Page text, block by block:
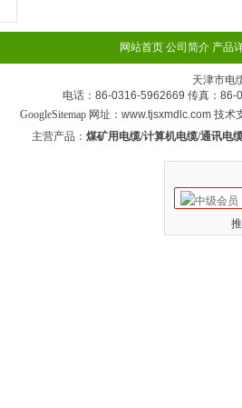
网站首页 公司简介 产品
天津市电
电话：86-0316-5962669 传真：86-
GoogleSitemap网址：www.tjsxmdlc.com 技术
主营产品： 煤矿用电缆/计算机电缆/通讯电